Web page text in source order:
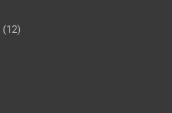
(12)